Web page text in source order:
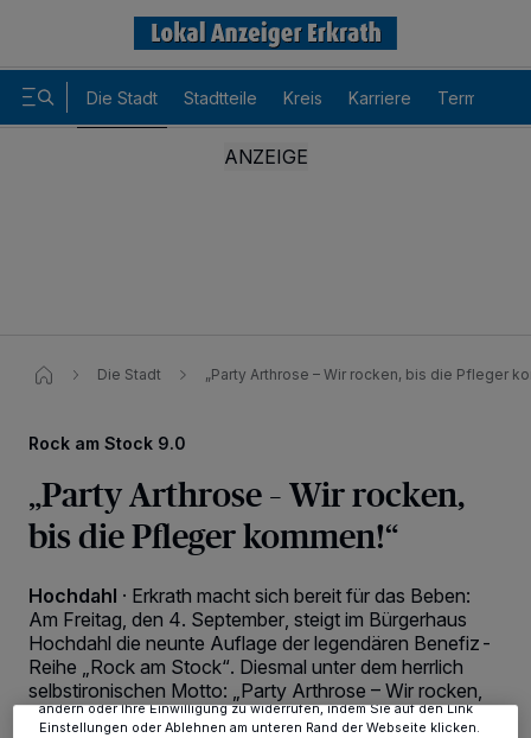
Die Stadt Stadtteile Kreis Karriere Termine
Die Stadt „Party Arthrose – Wir rocken, bis die Pfleger
Rock am Stock 9.0
„Party Arthrose – Wir rocken,
bis die Pfleger kommen!“
Hochdahl · Erkrath macht sich bereit für das Beben:
Am Freitag, den 4. September, steigt im Bürgerhaus
Hochdahl die neunte Auflage der legendären Benefiz-
Reihe „Rock am Stock“. Diesmal unter dem herrlich
selbstironischen Motto: „Party Arthrose – Wir rocken,
bis die Pfleger kommen!“
-Partner speichern und greifen auf
Kennungen auf Ihrem Gerät zu. Durch Auswahl von OK aktivieren Sie
Tracking-Technologien für die unter „Wir und unsere Partner
verarbeiten Daten, um Ihnen Dienste bereitzustellen“ aufgeführten
Zwecke. Wenn Tracker deaktiviert sind, sind manche Inhalte und
Anzeigen möglicherweise nicht mehr so relevant für Sie. Sie können
dieses Menü jederzeit wieder aufrufen, um Ihre Einstellungen zu
ändern oder Ihre Einwilligung zu widerrufen, indem Sie auf den Link
Einstellungen oder Ablehnen am unteren Rand der Webseite klicken.